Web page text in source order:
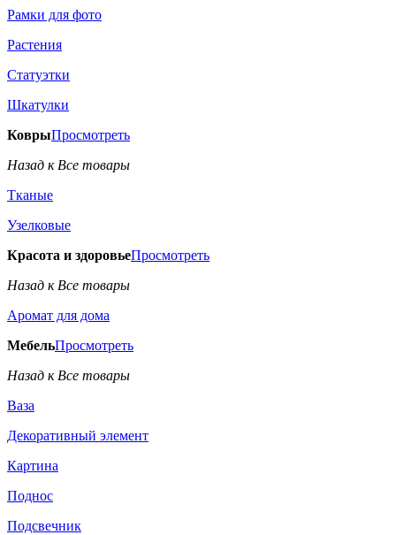
Рамки для фото
Растения
Статуэтки
Шкатулки
КоврыПросмотреть
Назад к Все товары
Тканые
Узелковые
Красота и здоровьеПросмотреть
Назад к Все товары
Аромат для дома
МебельПросмотреть
Назад к Все товары
Ваза
Декоративный элемент
Картина
Поднос
Подсвечник